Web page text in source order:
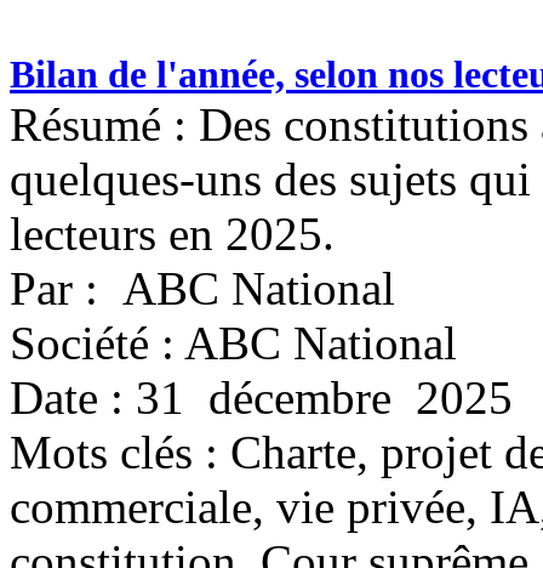
Bilan de l'année, selon nos
Résumé : Des
quelques-uns des sujets
lecteurs en 2025.
Par : ABC National
Société : ABC National
Date : 31 décembre 2025
Mots clés : Charte, projet
commerciale, vie privée,